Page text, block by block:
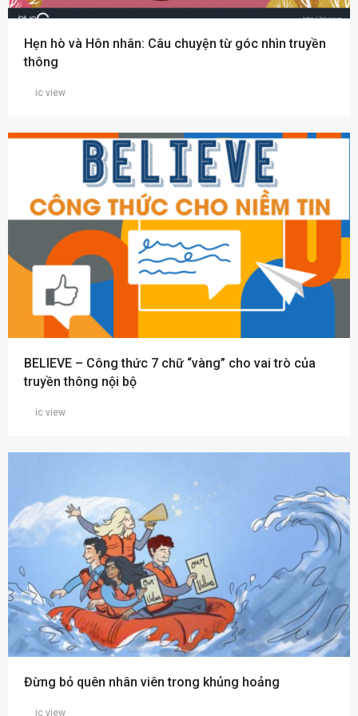
Hẹn hò và Hôn nhân: Câu chuyện từ góc nhìn truyền
thông
ic view
BELIEVE – Công thức 7 chữ “vàng” cho vai trò của
truyền thông nội bộ
ic view
Đừng bỏ quên nhân viên trong khủng hoảng
ic view